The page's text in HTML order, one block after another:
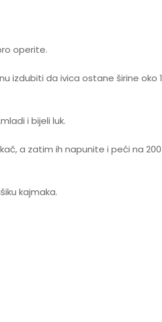
operite.
izdubiti da ivica ostane širine oko 1
i bijeli luk.
a zatim ih napunite i peći na 200
kajmaka.